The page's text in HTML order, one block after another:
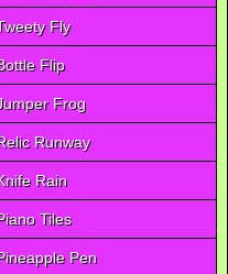
Fly
Flip
Frog
Runway
Rain
Tiles
Pen